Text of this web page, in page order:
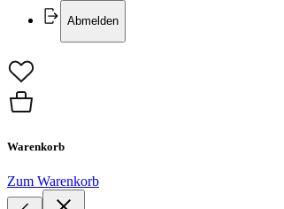
Abmelden
Warenkorb
Zum Warenkorb